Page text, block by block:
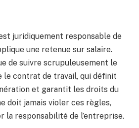
juridiquement responsable de
une retenue sur salaire.
de suivre scrupuleusement le
le contrat de travail, qui définit
et garantit les droits du
doit jamais violer ces règles,
la responsabilité de l’entreprise.